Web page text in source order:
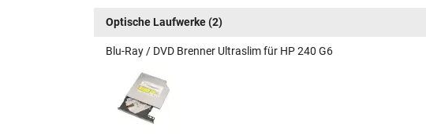
Optische Laufwerke(2)
Blu-Ray / DVD Brenner Ultraslim für HP 240 G6